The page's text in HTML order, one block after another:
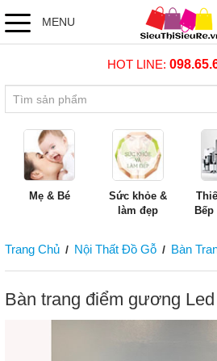
MENU
HOT LINE:
Mẹ & Bé
Sức khỏe &
làm đẹp
Bếp
Trang Chủ / Nội Thất Đồ Gỗ / Bàn
Bàn trang điểm gương